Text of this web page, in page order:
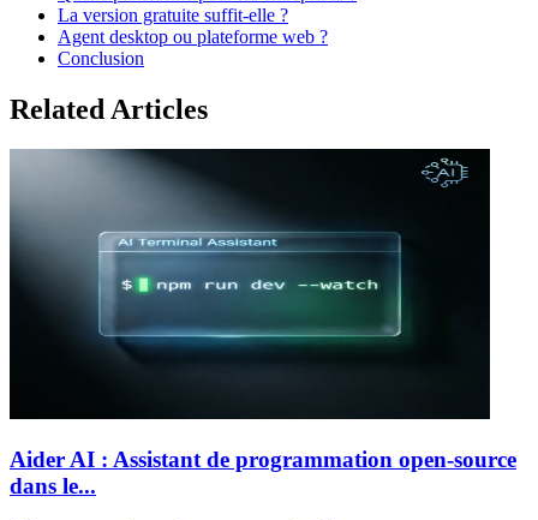
La version gratuite suffit-elle ?
Agent desktop ou plateforme web ?
Conclusion
Related Articles
Aider AI : Assistant de programmation open-source
dans le...